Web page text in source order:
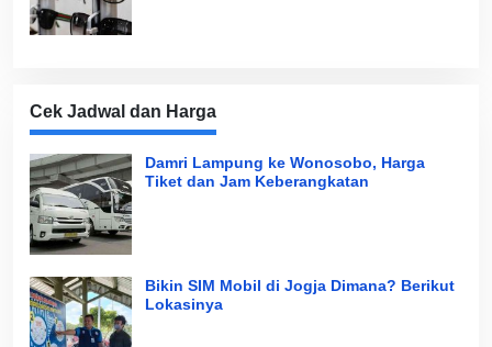
Cek Jadwal dan Harga
Damri Lampung ke Wonosobo, Harga
Tiket dan Jam Keberangkatan
Bikin SIM Mobil di Jogja Dimana? Berikut
Lokasinya